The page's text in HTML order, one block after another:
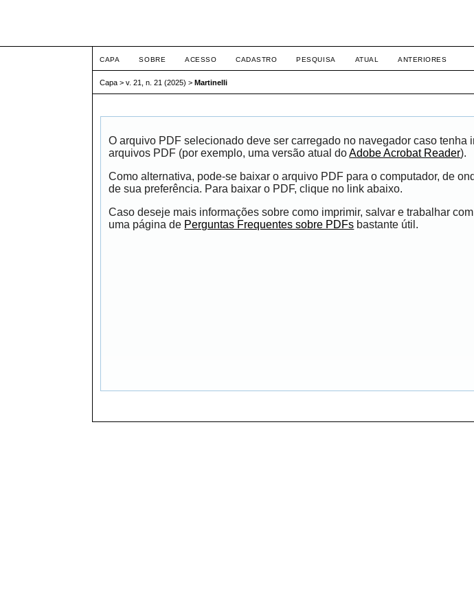
CAPA SOBRE ACESSO CADASTRO PESQUISA ATUAL ANTERIORES
Capa >v. 21, n. 21 (2025) >Martinelli
O arquivo PDF selecionado deve ser carregado no navegador caso tenha
arquivos PDF (por exemplo, uma versão atual doAdobe Acrobat Reader).
Como alternativa, pode-se baixar o arquivo PDF para o computador, de
de sua preferência. Para baixar o PDF, clique no link abaixo.
Caso deseje mais informações sobre como imprimir, salvar e trabalhar
uma página de Perguntas Frequentes sobre PDFs bastante útil.